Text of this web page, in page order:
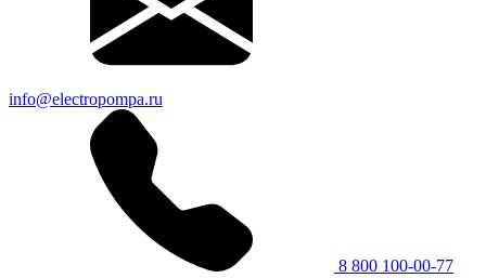
info@electropompa.ru
8 800 100-00-77